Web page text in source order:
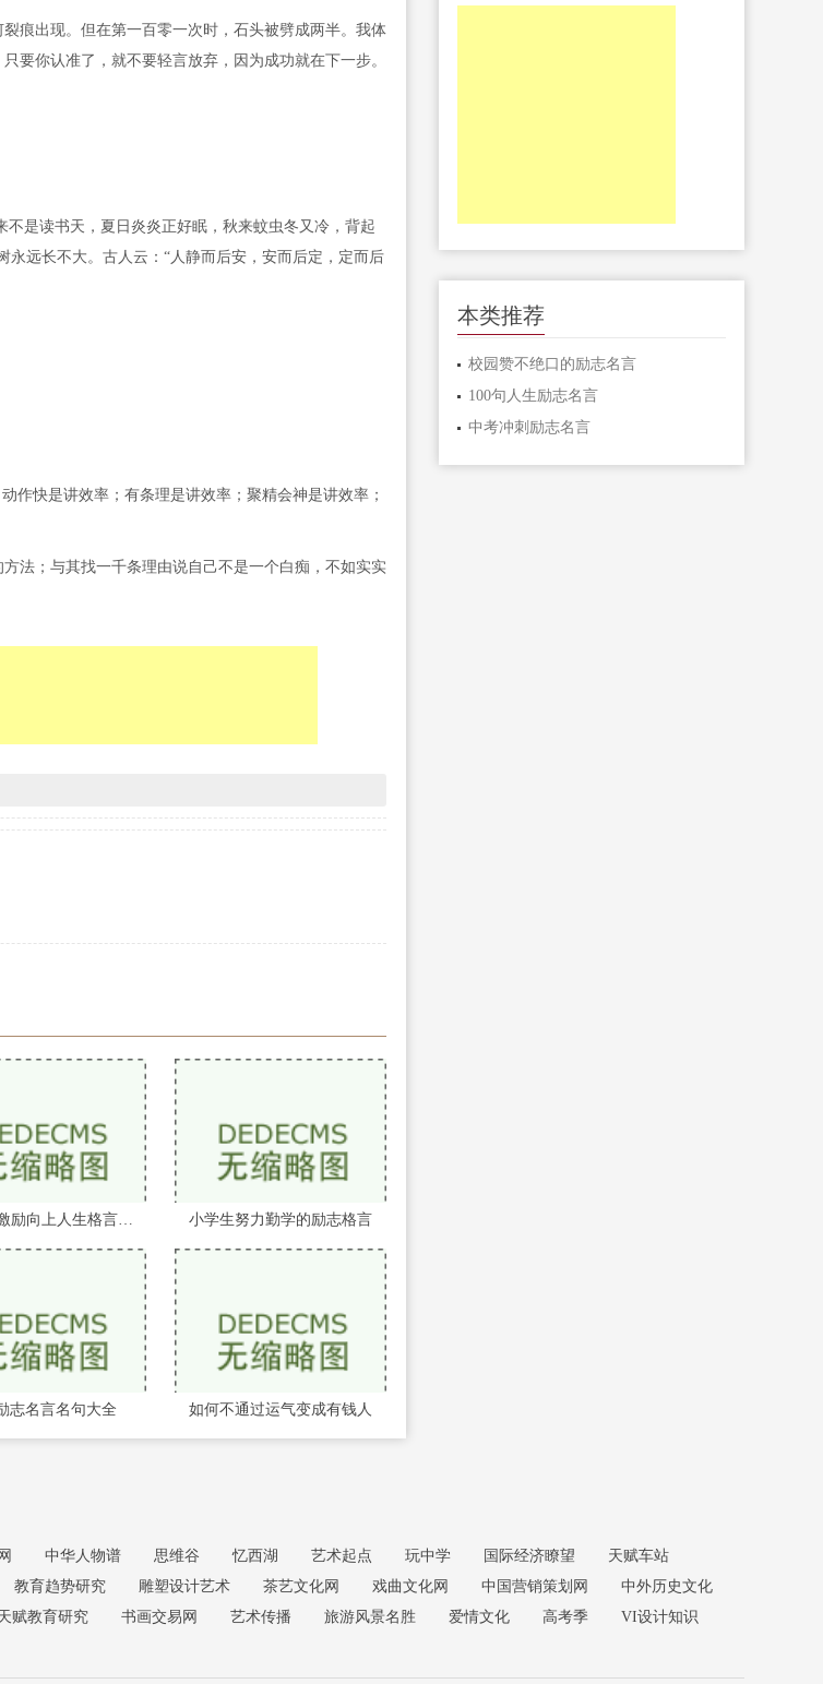
出现。但在第一百零一次时，石头被劈成两半。我体
要你认准了，就不要轻言放弃，因为成功就在下一步。
是读书天，夏日炎炎正好眠，秋来蚊虫冬又冷，背起
远长不大。古人云：“人静而后安，安而后定，定而后
快是讲效率；有条理是讲效率；聚精会神是讲效率；
；与其找一千条理由说自己不是一个白痴，不如实实
关于最新激励向上人生格言摘抄大全 小学生努力勤学的励志格言
志名言名句大全 如何不通过运气变成有钱人
本类推荐
校园赞不绝口的励志名言
100句人生励志名言
中考冲刺励志名言
中华人物谱 思维谷 忆西湖 艺术起点 玩中学 国际经济瞭望
天赋车站
教育趋势研究 雕塑设计艺术 茶艺文化网 戏曲文化网 中国营销策划网
中外历史文化
赋教育研究 书画交易网 艺术传播 旅游风景名胜 爱情文化 高考季
VI设计知识